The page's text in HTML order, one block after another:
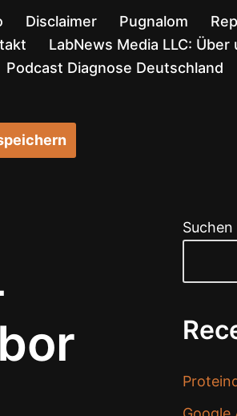
Disclaimer Pugnalom
LabNews Media LLC: Über
Podcast Diagnose Deutschland
Suchen